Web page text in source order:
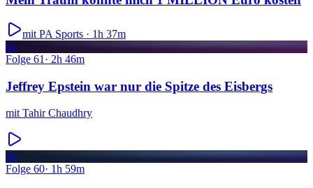
mit PA Sports · 1h 37m
61
Folge 61 · 2h 46m
Jeffrey Epstein war nur die Spitze des Eisbergs
mit Tahir Chaudhry
60
Folge 60· 1h 59m